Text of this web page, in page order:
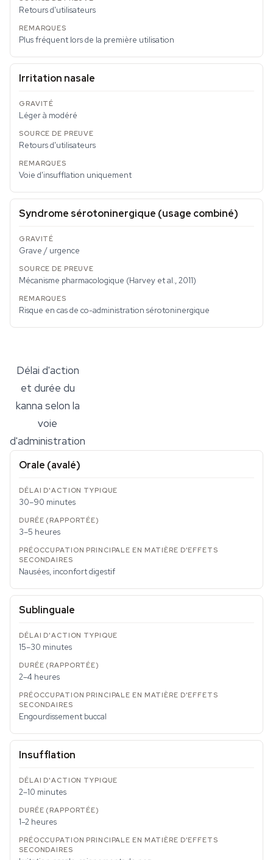
Retours d'utilisateurs
Plus fréquent lors de la première utilisation
Irritation nasale
Léger à modéré
Retours d'utilisateurs
Voie d'insufflation uniquement
Syndrome sérotoninergique (usage combiné)
Grave / urgence
Mécanisme pharmacologique (Harvey et al., 2011)
Risque en cas de co-administration sérotoninergique
Délai d'action
et durée du
kanna selon la
voie
d'administration
Orale (avalé)
30–90 minutes
3–5 heures
Nausées, inconfort digestif
Sublinguale
15–30 minutes
2–4 heures
Engourdissement buccal
Insufflation
2–10 minutes
1–2 heures